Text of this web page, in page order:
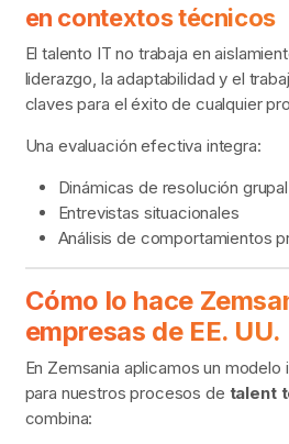
en contextos técnicos
El talento IT no trabaja en
liderazgo, la adaptabilidad y el
claves para el éxito de cualquier
Una evaluación efectiva integra:
Dinámicas de resolución grupal
Entrevistas situacionales
Análisis de comportamientos
Cómo lo hace
empresas de EE. UU.
En Zemsania aplicamos un modelo
para nuestros procesos de talent
combina: